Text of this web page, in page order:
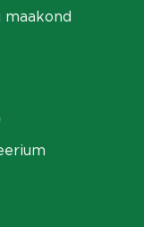
maakond